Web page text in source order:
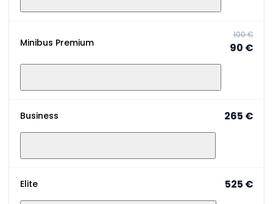
Minibus Premium
100 €
90 €
Business 265 €
Elite 525 €